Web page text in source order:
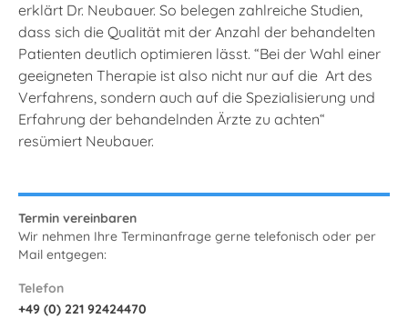
erklärt Dr. Neubauer. So belegen zahlreiche Studien,
dass sich die Qualität mit der Anzahl der behandelten
Patienten deutlich optimieren lässt. “Bei der Wahl einer
geeigneten Therapie ist also nicht nur auf die Art des
Verfahrens, sondern auch auf die Spezialisierung und
Erfahrung der behandelnden Ärzte zu achten“
resümiert Neubauer.
Termin vereinbaren
Wir nehmen Ihre Terminanfrage gerne telefonisch oder per
Mail entgegen:
Telefon
+49 (0) 221 92424470